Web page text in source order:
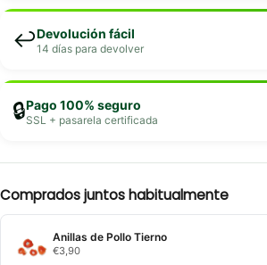
↩️Devolución fácil
14 días para devolver
🔒Pago 100% seguro
SSL + pasarela certificada
Comprados juntos habitualmente
Anillas de Pollo Tierno
€3,90